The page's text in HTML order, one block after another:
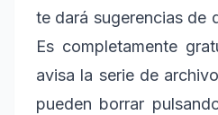
te dará sugerencias de
Es completamente
avisa la serie de
pueden borrar